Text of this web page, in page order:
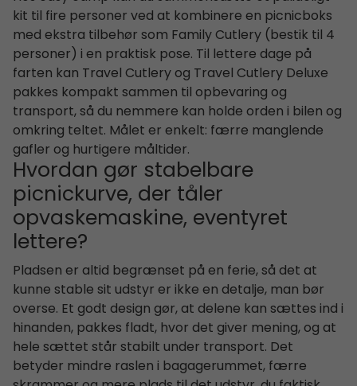
kit til fire personer ved at kombinere en picnicboks
med ekstra tilbehør som Family Cutlery (bestik til 4
personer) i en praktisk pose. Til lettere dage på
farten kan Travel Cutlery og Travel Cutlery Deluxe
pakkes kompakt sammen til opbevaring og
transport, så du nemmere kan holde orden i bilen og
omkring teltet. Målet er enkelt: færre manglende
gafler og hurtigere måltider.
Hvordan gør stabelbare
picnickurve, der tåler
opvaskemaskine, eventyret
lettere?
Pladsen er altid begrænset på en ferie, så det at
kunne stable sit udstyr er ikke en detalje, man bør
overse. Et godt design gør, at delene kan sættes ind i
hinanden, pakkes fladt, hvor det giver mening, og at
hele sættet står stabilt under transport. Det
betyder mindre raslen i bagagerummet, færre